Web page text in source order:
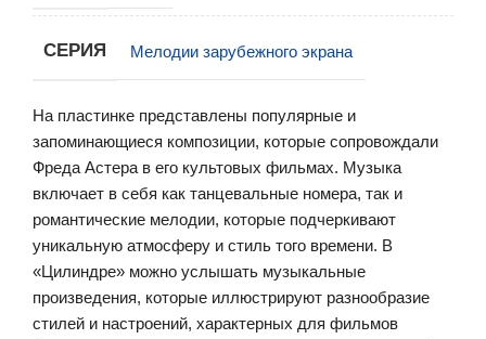
СЕРИЯ Мелодии зарубежного экрана
На пластинке представлены популярные и
запоминающиеся композиции, которые сопровождали
Фреда Астера в его культовых фильмах. Музыка
включает в себя как танцевальные номера, так и
романтические мелодии, которые подчеркивают
уникальную атмосферу и стиль того времени. В
«Цилиндре» можно услышать музыкальные
произведения, которые иллюстрируют разнообразие
стилей и настроений, характерных для фильмов